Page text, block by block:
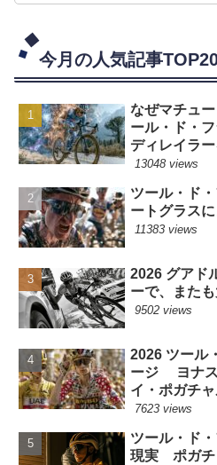
今月の人気記事
なぜマチュ
ール・ド・
ディレイラ
13048 views
ツール・ド
ートグラス
11383 views
2026 グアド
ーで、また
9502 views
2026 ツール
ージ ヨナス
イ・ポガチ
7623 views
ツール・ド
現実 ポガチ